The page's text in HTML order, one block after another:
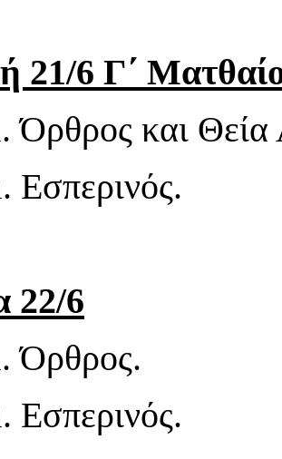
21/6 Γ΄
Όρθρος και Θεία
Εσπερινός.
22/6
Όρθρος.
Εσπερινός.